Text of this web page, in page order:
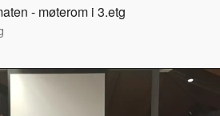
- møterom i 3.etg